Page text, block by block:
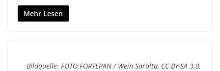
Mehr Lesen
Bildquelle: FOTO:FORTEPAN / Wein Sarolta, CC BY-SA 3.0,